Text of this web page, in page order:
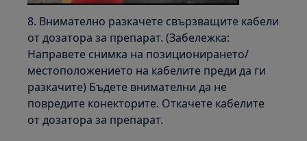
8. Внимателно разкачете свързващите кабели
от дозатора за препарат. (Забележка:
Направете снимка на позиционирането/
местоположението на кабелите преди да ги
разкачите) Бъдете внимателни да не
повредите конекторите. Откачете кабелите
от дозатора за препарат.